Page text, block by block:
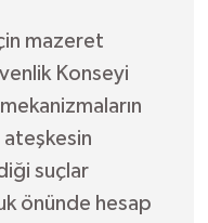
mazeret
Konseyi
suçlar
önünde hesap